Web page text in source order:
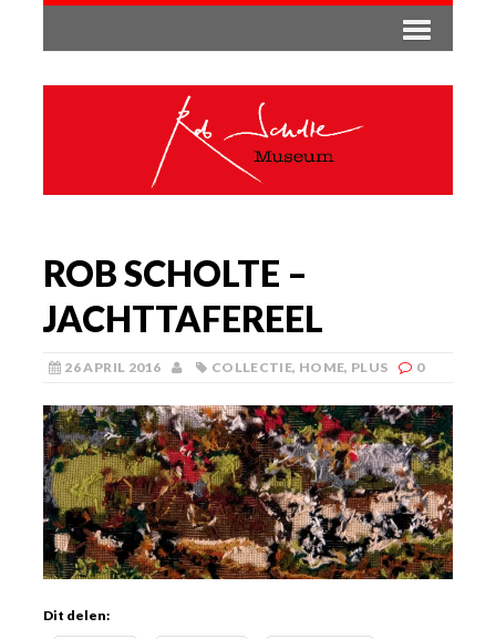
ROB SCHOLTE –
JACHTTAFEREEL
26 APRIL 2016 COLLECTIE, HOME, PLUS 0
Dit delen: